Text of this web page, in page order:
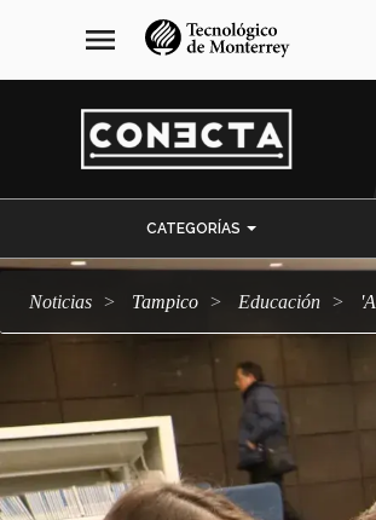
navegación
principal
menu
CATEGORÍAS
Noticias Tampico Educación